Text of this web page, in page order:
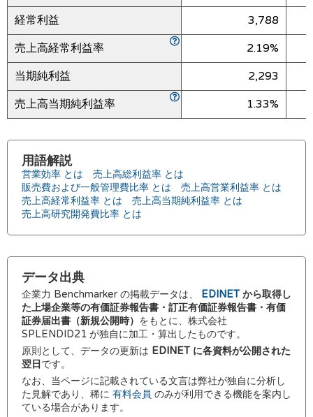
経常利益
3,788
売上高経常利益率
2.19%
当期純利益
2,293
売上高当期純利益率
1.33%
用語解説
営業効率 とは
売上高総利益率 とは
販売費および一般管理費比率 とは
売上高営業利益率 とは
売上高経常利益率 とは
売上高当期純利益率 とは
売上高研究開発費比率 とは
データ出典
企業力 Benchmarker の掲載データは、 EDINETから取得し
た上場企業等の有価証券報告書・訂正有価証券報告書・有価
証券届出書（新規公開時） をもとに、株式会社
SPLENDID21 が独自に加工・算出したものです。
原則として、データの更新は EDINET に各資料が公開された
翌日 です。
なお、当ページに記載されている文言は弊社が独自に分析し
た見解であり、稀に 有料会員 のみが利用できる機能を案内し
ている場合があります。